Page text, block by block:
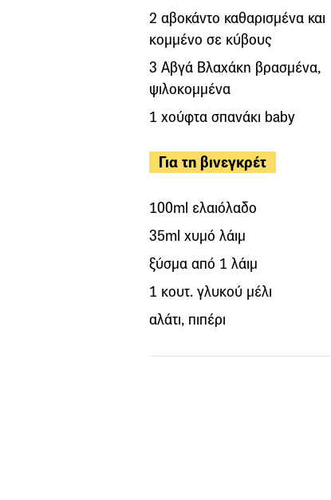
2 αβοκάντο καθαρισμένα και
κομμένο σε κύβους
3 Αβγά Bλαχάκη βρασμένα,
ψιλοκομμένα
1 χούφτα σπανάκι baby
Για τη βινεγκρέτ
100ml ελαιόλαδο
35ml χυμό λάιμ
ξύσμα από 1 λάιμ
1 κουτ. γλυκού μέλι
αλάτι, πιπέρι